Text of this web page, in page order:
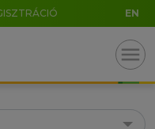
EN
menu